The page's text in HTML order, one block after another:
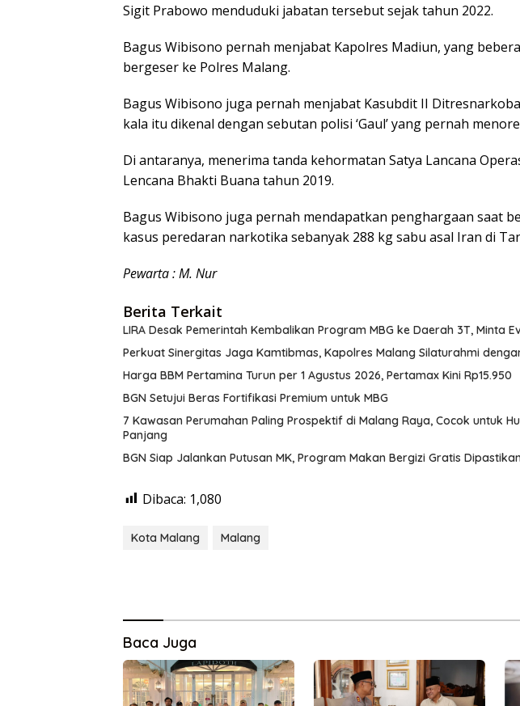
Sigit Prabowo menduduki jabatan tersebut sejak tahun 2022.
Bagus Wibisono pernah menjabat Kapolres Madiun, yang
bergeser ke Polres Malang.
Bagus Wibisono juga pernah menjabat Kasubdit II
kala itu dikenal dengan sebutan polisi ‘Gaul’ yang pernah
Di antaranya, menerima tanda kehormatan Satya Lancana
Lencana Bhakti Buana tahun 2019.
Bagus Wibisono juga pernah mendapatkan penghargaan saat
kasus peredaran narkotika sebanyak 288 kg sabu asal Iran di
Pewarta : M. Nur
Berita Terkait
LIRA Desak Pemerintah Kembalikan Program MBG ke Daerah 3T, Minta
Perkuat Sinergitas Jaga Kamtibmas, Kapolres Malang Silaturahmi
Harga BBM Pertamina Turun per 1 Agustus 2026, Pertamax Kini Rp15.950
BGN Setujui Beras Fortifikasi Premium untuk MBG
7 Kawasan Perumahan Paling Prospektif di Malang Raya, Cocok untuk
Panjang
BGN Siap Jalankan Putusan MK, Program Makan Bergizi Gratis
Dibaca: 1,080
Kota Malang Malang
Baca Juga